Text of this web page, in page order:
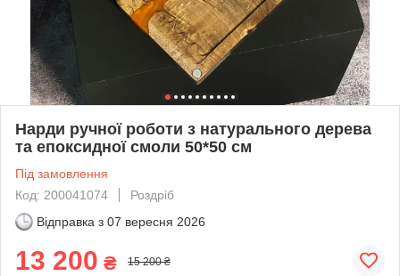
Нарди ручної роботи з натурального дерева
та епоксидної смоли 50*50 см
Під замовлення
Код: 200041074
Роздріб
Відправка з 07 вересня 2026
13 200 ₴ 15 200 ₴